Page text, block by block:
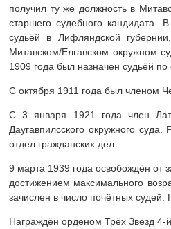
получил ту же должность в
старшего судебного
судьёй в Лифляндской
Митавском/Елгавском окружном
1909 года был назначен судьёй по
С октября 1911 года был членом
С 3 января 1921 года член
Даугавпилсского окружного
отдел гражданских дел.
9 марта 1939 года освобождён от
достижением максимального
зачислен в число почётных судей.
Награждён орденом Трёх Звёзд 4-й